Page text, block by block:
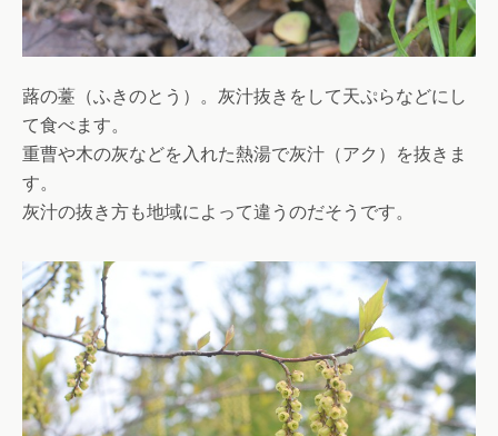
蕗の薹（ふきのとう）。灰汁抜きをして天ぷらなどにし
て食べます。
重曹や木の灰などを入れた熱湯で灰汁（アク）を抜きま
す。
灰汁の抜き方も地域によって違うのだそうです。